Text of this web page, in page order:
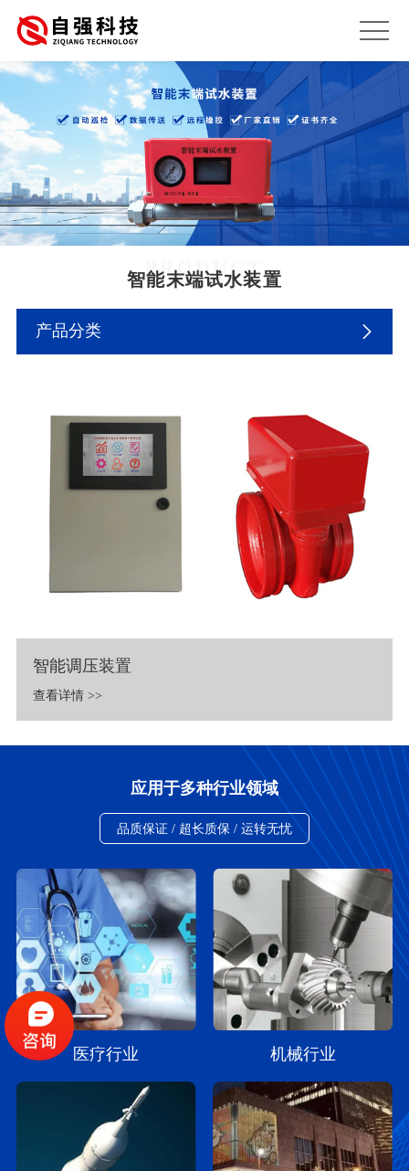
PRODUCT
智能末端试水装置
产品分类
智能调压装置
查看详情 >>
应用于多种行业领域
品质保证 / 超长质保 / 运转无忧
医疗行业 机械行业